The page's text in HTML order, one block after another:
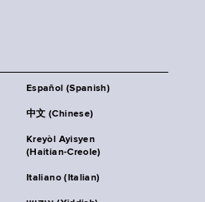
Español (Spanish)
中文 (Chinese)
Kreyòl Ayisyen
(Haitian-Creole)
Italiano (Italian)